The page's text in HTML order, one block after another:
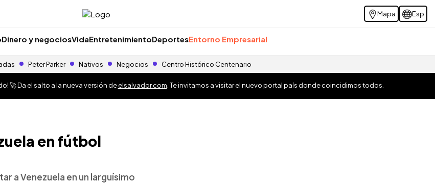
Mapa Esp
Dinero y negociosVidaEntretenimientoDeportesEntorno Empresarial
Peter Parker Nativos Negocios Centro Histórico Centenario
🚀 Da el salto a la nueva versión deelsalvador.com . Te invitamos a visitar el nuevo portal país donde coincidimos todos.
en fútbol
a Venezuela en un larguísimo